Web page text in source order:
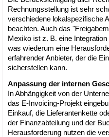
Rechnungsstellung ist sehr
verschiedene lokalspezifische
beachten. Auch das
Mexiko ist z. B. eine
was wiederum eine
erfahrender Anbieter, der die
sicherstellen kann.
Anpassung der internen
In Abhängigkeit von der
das E-Invoicing-Projekt
Einkauf, die Lieferantenkette
der Finanzabteilung und der
Herausforderung nutzen die